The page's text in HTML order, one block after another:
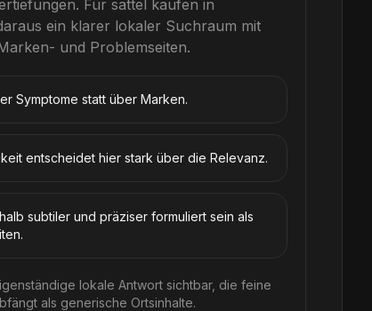
Für sattel kaufen in
ein klarer lokaler Suchraum mit
und Problemseiten.
Symptome statt über Marken.
entscheidet hier stark über die Relevanz.
subtiler und präziser formuliert sein als
lokale Antwort sichtbar, die feine
als generische Ortsinhalte.